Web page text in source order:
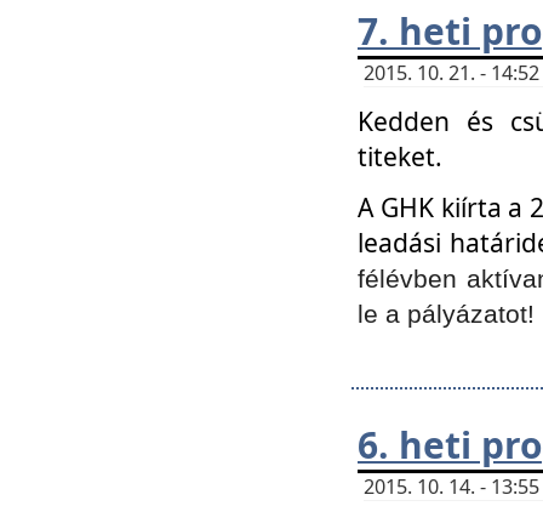
7. heti
2015. 10. 21. -
Kedden és
titeket.
A GHK kiírta a
leadási
félévben
le a pályázatot!
6. heti
2015. 10. 14. -